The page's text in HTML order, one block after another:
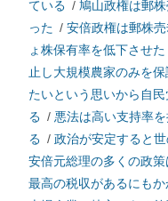
ている / 鳩山政権は郵
った / 安倍政権は郵株
ょ株保有率を低下させた
止し大規模農家のみを
たいという思いから自
る / 悪法は高い支持率
る / 政治が安定すると
安倍元総理の多くの政
最高の税収があるにも